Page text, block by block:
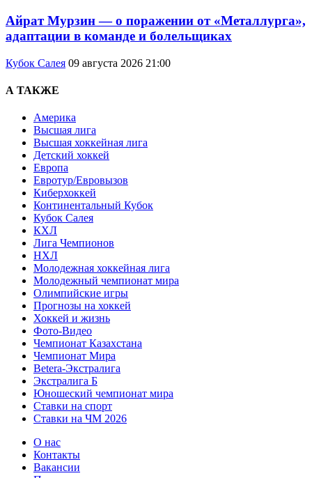
Айрат Мурзин — о поражении от «Металлурга»,
адаптации в команде и болельщиках
Кубок Салея 09 августа 2026 21:00
А ТАКЖЕ
Америка
Высшая лига
Высшая хоккейная лига
Детский хоккей
Европа
Евротур/Евровызов
Киберхоккей
Континентальный Кубок
Кубок Салея
КХЛ
Лига Чемпионов
НХЛ
Молодежная хоккейная лига
Молодежный чемпионат мира
Олимпийские игры
Прогнозы на хоккей
Хоккей и жизнь
Фото-Видео
Чемпионат Казахстана
Чемпионат Мира
Betera-Экстралига
Экстралига Б
Юношеский чемпионат мира
Ставки на спорт
Ставки на ЧМ 2026
О нас
Контакты
Вакансии